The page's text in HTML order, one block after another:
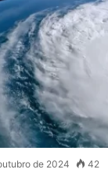
de 2024 42